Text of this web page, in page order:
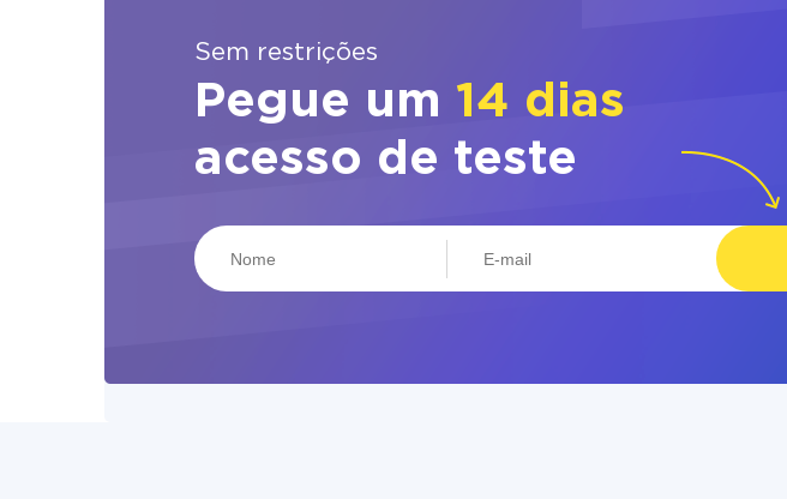
Sem restrições
Pegue um 14 dias
acesso de teste